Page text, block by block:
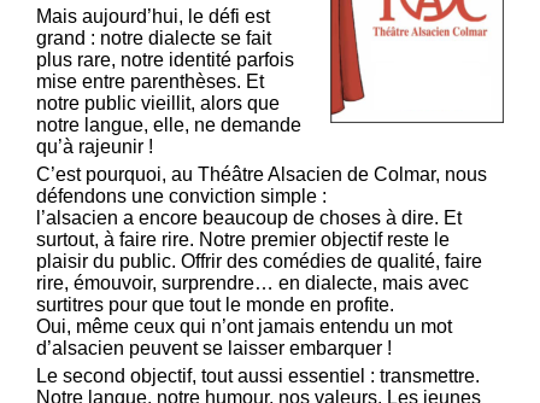
Mais aujourd’hui, le défi est
grand : notre dialecte se fait
plus rare, notre identité parfois
mise entre parenthèses. Et
notre public vieillit, alors que
notre langue, elle, ne demande
qu’à rajeunir !
C’est pourquoi, au Théâtre Alsacien de Colmar, nous
défendons une conviction simple :
l’alsacien a encore beaucoup de choses à dire. Et
surtout, à faire rire. Notre premier objectif reste le
plaisir du public. Offrir des comédies de qualité, faire
rire, émouvoir, surprendre… en dialecte, mais avec
surtitres pour que tout le monde en profite.
Oui, même ceux qui n’ont jamais entendu un mot
d’alsacien peuvent se laisser embarquer !
Le second objectif, tout aussi essentiel : transmettre.
Notre langue, notre humour, nos valeurs. Les jeunes